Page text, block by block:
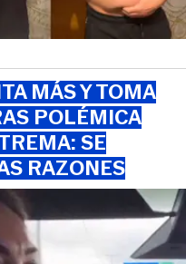
MÁS Y TOMA
POLÉMICA
SE
RAZONES